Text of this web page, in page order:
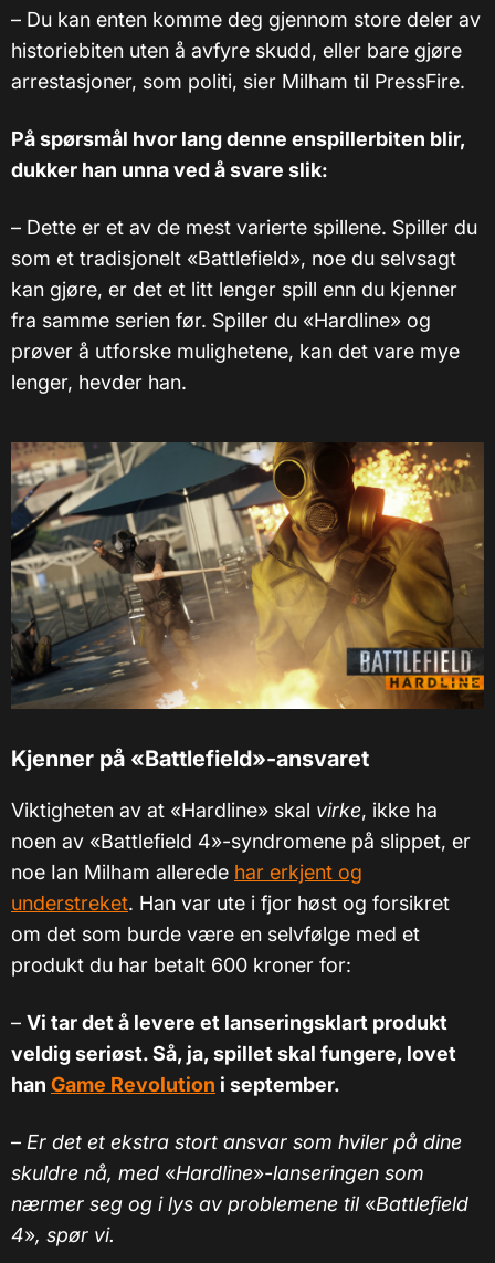
– Du kan enten komme deg gjennom store deler av
historiebiten uten å avfyre skudd, eller bare gjøre
arrestasjoner, som politi, sier Milham til PressFire.
På spørsmål hvor lang denne enspillerbiten blir,
dukker han unna ved å svare slik:
– Dette er et av de mest varierte spillene. Spiller du
som et tradisjonelt «Battlefield», noe du selvsagt
kan gjøre, er det et litt lenger spill enn du kjenner
fra samme serien før. Spiller du «Hardline» og
prøver å utforske mulighetene, kan det vare mye
lenger, hevder han.
Kjenner på «Battlefield»-ansvaret
Viktigheten av at «Hardline» skal virke, ikke ha
noen av «Battlefield 4»-syndromene på slippet, er
noe Ian Milham allerede har erkjent og
understreket. Han var ute i fjor høst og forsikret
om det som burde være en selvfølge med et
produkt du har betalt 600 kroner for:
– Vi tar det å levere et lanseringsklart produkt
veldig seriøst. Så, ja, spillet skal fungere, lovet
han Game Revolution i september.
– Er det et ekstra stort ansvar som hviler på dine
skuldre nå, med «Hardline»-lanseringen som
nærmer seg og i lys av problemene til «Battlefield
4», spør vi.